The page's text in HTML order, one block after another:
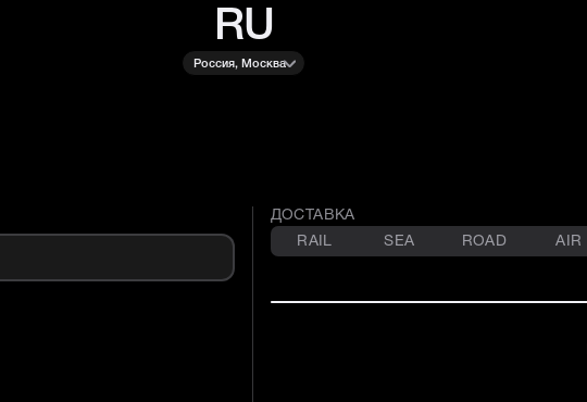
RU
Россия, Москва
ДОСТАВКА
RAIL
SEA ROAD AIR